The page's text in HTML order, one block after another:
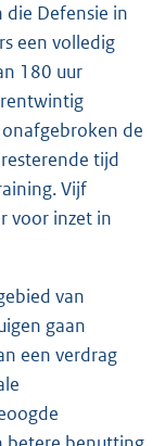
Defensie in
een volledig
180 uur
de
tijd
Vijf
voor inzet in
van
gaan
een verdrag